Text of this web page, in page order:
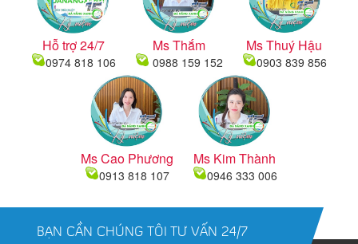
Hỗ trợ 24/7
0974 818 106
Ms Thắm
0988 159 152
Ms Thuý Hậu
0903 839 856
Ms Cao Phương
0913 818 107
Ms Kim Thành
0946 333 006
BẠN CẦN CHÚNG TÔI TƯ VẤN 24/7